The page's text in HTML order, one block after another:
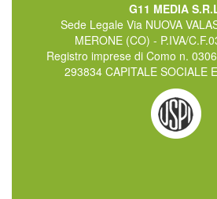
G11 MEDIA
Sede Legale Via NUOVA
MERONE (CO) - P.IVA/
Registro imprese di Como n.
293834 CAPITALE SOCIALE